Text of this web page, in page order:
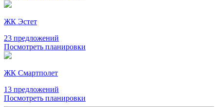
ЖК Эстет
23 предложений
Посмотреть планировки
ЖК Смартполет
13 предложений
Посмотреть планировки